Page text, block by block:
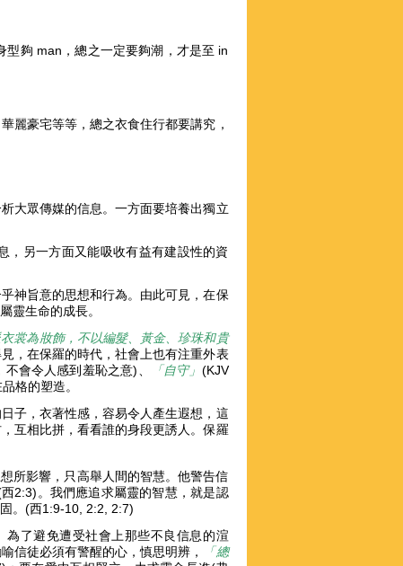
夠 man，總之一定要夠潮，才是至 in
麗豪宅等等，總之衣食住行都要講究，
大眾傳媒的信息。一方面要培養出獨立
，另一方面又能吸收有益有建設性的資
神旨意的思想和行為。由此可見，在保
靈生命的成長。
裳為妝飾，不以編髮、黃金、珍珠和貴
，在保羅的時代，社會上也有注重外表
不會令人感到羞恥之意)、 「自守」 (KJV
格的塑造。
子，衣著性感，容易令人產生遐想，這
互相比拼，看看誰的身段更誘人。保羅
所影響，只高舉人間的智慧。他警告信
2:3)。我們應追求屬靈的智慧，就是認
。(西1:9-10, 2:2, 2:7)
為了避免遭受社會上那些不良信息的渲
信徒必須有警醒的心，慎思明辨，
「總